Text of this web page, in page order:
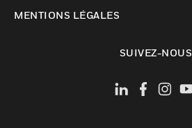
MENTIONS LÉGALES
SUIVEZ-NOUS